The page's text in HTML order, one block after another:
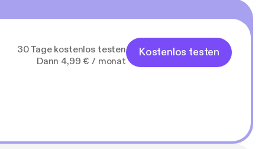
30 Tage kostenlos testen
Dann 4,99 € / monat
Kostenlos testen